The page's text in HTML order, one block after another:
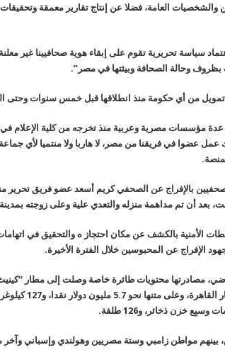
والشخصيات العامة، فضلا عن إنتاج تقارير معمقة
سياسة تحريرية تقوم على إبقاء هوية صحافيينا غير
بظروف وحالة الصحافة وبيئتها في مصر”.
من أي حكومة منذ انطلاقها قبل خمس سنوات وحتى
عمل عضوا في فريقنا من مصر، لا هاربا ولا منتميا لأي
.
بالإفراج عن الصحفي كريم أسعد عضو فريق تحرير
بعد أن تم مداهمة منزله والتعدي علية وعلى زوجته
الأمنية بالكشف عن مكان احتجاز ه والتحقيق في اتهامات
الإفراج عن المحبوسين خلال الفترة الأخيرة.
مصادرتها محتويات طائرة خاصة وصلت إلى مطار “كينيث
الدولي”، مساء الأحد الماضي قادمة
خزن ذخائر، و126 طلقة
.
مواطن زامبي وستة مصريين وهولندي وإسباني وآخر